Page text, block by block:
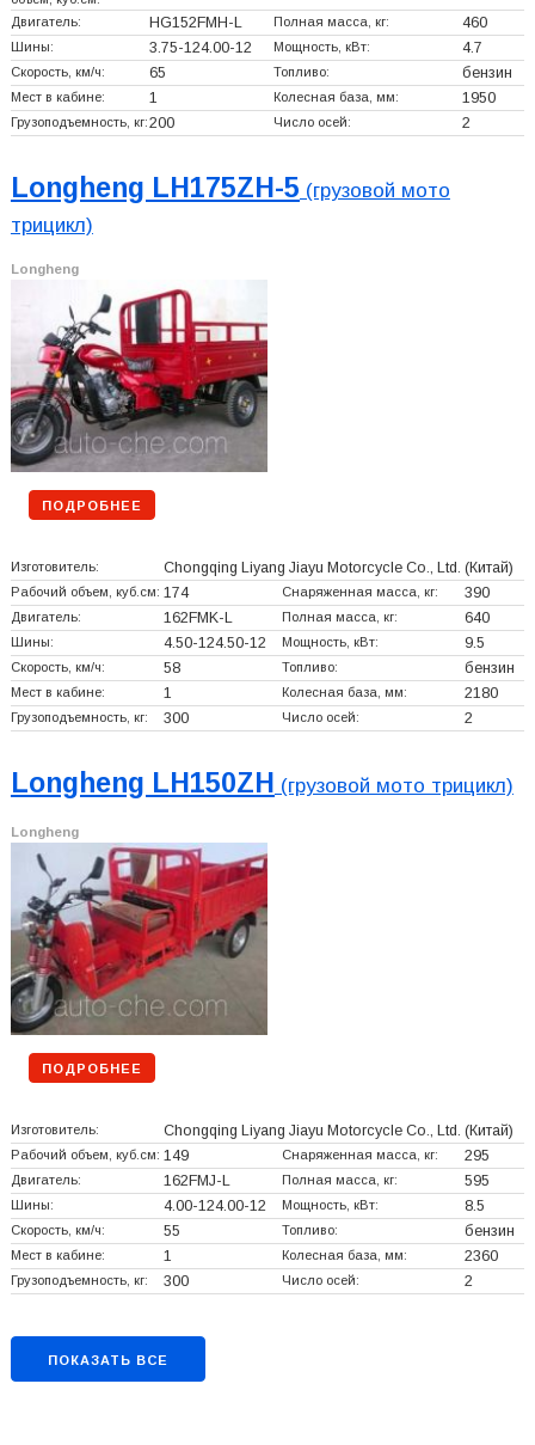
Двигатель: HG152FMH-L Полная масса, кг: 460
Шины: 3.75-124.00-12 Мощность, кВт: 4.7
Скорость, км/ч: 65 Топливо: бензин
Мест в кабине: 1 Колесная база, мм: 1950
Грузоподъемность, кг:200 Число осей: 2
Longheng LH175ZH-5 (грузовой мото
трицикл)
Longheng
ПОДРОБНЕЕ
Изготовитель: Chongqing Liyang Jiayu Motorcycle Co., Ltd. (Китай)
Рабочий объем, куб.см: 174 Снаряженная масса, кг: 390
Двигатель: 162FMK-L Полная масса, кг: 640
Шины: 4.50-124.50-12 Мощность, кВт: 9.5
Скорость, км/ч: 58 Топливо: бензин
Мест в кабине: 1 Колесная база, мм: 2180
Грузоподъемность, кг: 300 Число осей: 2
Longheng LH150ZH (грузовой мото трицикл)
Longheng
ПОДРОБНЕЕ
Изготовитель: Chongqing Liyang Jiayu Motorcycle Co., Ltd. (Китай)
Рабочий объем, куб.см: 149 Снаряженная масса, кг: 295
Двигатель: 162FMJ-L Полная масса, кг: 595
Шины: 4.00-124.00-12 Мощность, кВт: 8.5
Скорость, км/ч: 55 Топливо: бензин
Мест в кабине: 1 Колесная база, мм: 2360
Грузоподъемность, кг: 300 Число осей: 2
ПОКАЗАТЬ ВСЕ